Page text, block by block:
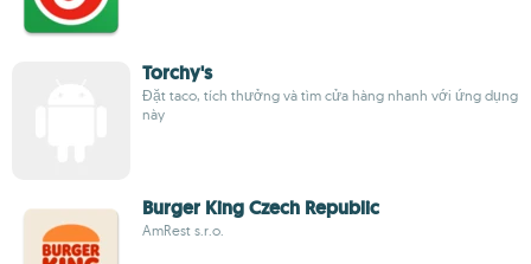
Torchy's
Đặt taco, tích thưởng và tìm cửa hàng nhanh với ứng dụng
này
Burger King Czech Republic
AmRest s.r.o.